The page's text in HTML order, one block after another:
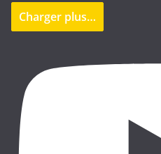
Charger plus…